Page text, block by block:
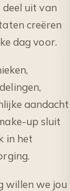
uit van
creëren
dag voor.
aandacht
up sluit
in het
willen we jou